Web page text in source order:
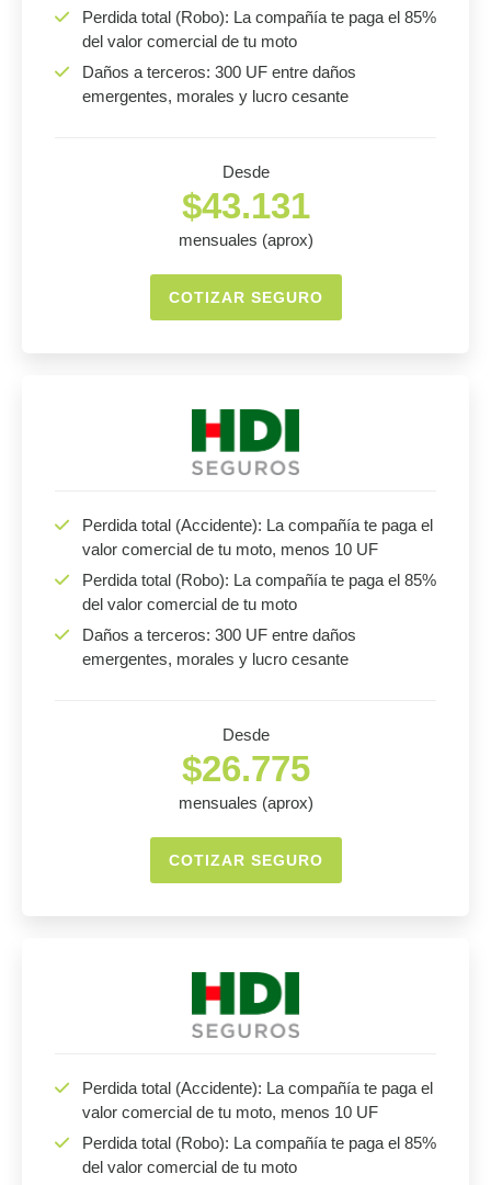
Perdida total (Robo): La compañía te paga el 85%
del valor comercial de tu moto
Daños a terceros: 300 UF entre daños
emergentes, morales y lucro cesante
Desde
$43.131
mensuales (aprox)
COTIZAR SEGURO
Perdida total (Accidente): La compañía te paga el
valor comercial de tu moto, menos 10 UF
Perdida total (Robo): La compañía te paga el 85%
del valor comercial de tu moto
Daños a terceros: 300 UF entre daños
emergentes, morales y lucro cesante
Desde
$26.775
mensuales (aprox)
COTIZAR SEGURO
Perdida total (Accidente): La compañía te paga el
valor comercial de tu moto, menos 10 UF
Perdida total (Robo): La compañía te paga el 85%
del valor comercial de tu moto